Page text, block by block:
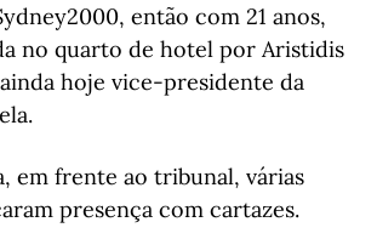
então com 21 anos,
no quarto de hotel por Aristidis
hoje vice-presidente da
em frente ao tribunal, várias
presença com cartazes.